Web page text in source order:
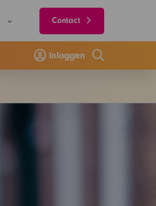
Contact
Inloggen
Zoeken